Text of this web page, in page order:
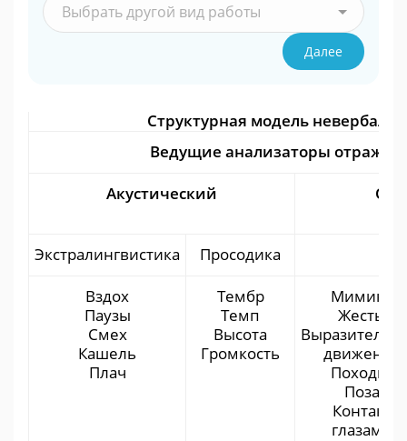
Выбрать другой вид работы
Далее
Структурная модель
Ведущие анализаторы
Акустический
Экстралингвистика Просодика
Вздох
Паузы
Смех
Кашель
Плач
Тембр
Темп
Высота
Громкость
Мимика
Жесты
движения
Походка
Поза
Контакт
глазами